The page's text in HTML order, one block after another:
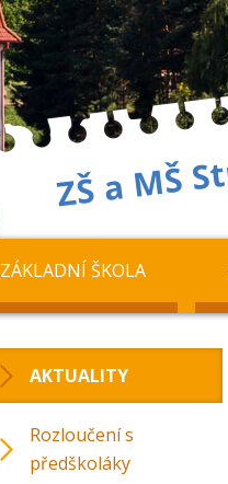
ZÁKLADNÍ ŠKOLA
AKTUALITY
Rozloučení s
předškoláky